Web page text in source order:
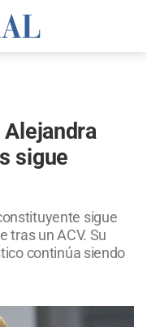
Alejandra
sigue
sigue
tras un ACV. Su
continúa siendo